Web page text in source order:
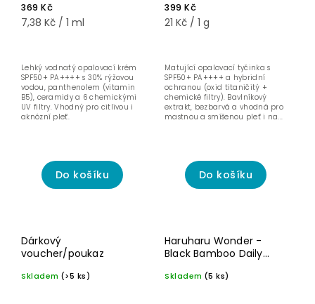
369 Kč
7,38 Kč / 1 ml
Do košíku
Lehký vodnatý opalovací krém
SPF50+ PA++++ s 30% rýžovou
vodou, panthenolem (vitamin
B5), ceramidy a 6 chemickými
UV filtry. Vhodný pro citlivou i
aknózní pleť.
399 Kč
21 Kč / 1 g
Do košíku
Matující opalovací tyčinka s
SPF50+ PA++++ a hybridní
ochranou (oxid titaničitý +
chemické filtry). Bavlníkový
extrakt, bezbarvá a vhodná pro
mastnou a smíšenou pleť i na...
Dárkový
voucher/poukaz
Skladem (>5 ks)
Haruharu Wonder -
Black Bamboo Daily
50+ - 20 g
Skladem (5 ks)